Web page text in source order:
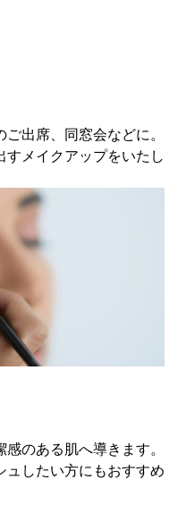
出席、同窓会などに。
メイクアップをいたし
のある肌へ導きます。
したい方にもおすすめ